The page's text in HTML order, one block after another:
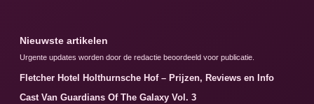
Nieuwste artikelen
Urgente updates worden door de redactie beoordeeld voor publicatie.
Fletcher Hotel Holthurnsche Hof – Prijzen, Reviews en Info
Cast Van Guardians Of The Galaxy Vol. 3